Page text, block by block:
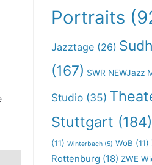
Portraits
Jazztage (26)
(167) SWR NEWJazz
Studio (35)
Stuttgart (184)
(11) Winterbach (5) WoB (11)
Rottenburg (18) ZWE